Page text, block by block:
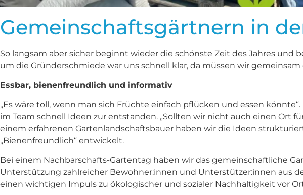
Gemeinschaftsgärtnern in
So langsam aber sicher beginnt wieder die schönste Zeit des Jahres und
um die Gründerschmiede war uns schnell klar, da müssen wir
Essbar, bienenfreundlich und informativ
„Es wäre toll, wenn man sich Früchte einfach pflücken und essen
im Team schnell Ideen zur entstanden. „Sollten wir nicht auch einen Ort
einem erfahrenen Gartenlandschaftsbauer haben wir die Ideen
„Bienenfreundlich“ entwickelt.
Bei einem Nachbarschafts-Gartentag haben wir das gemeinschaftliche
Unterstützung zahlreicher Bewohner:innen und Unterstützer:innen aus
einen wichtigen Impuls zu ökologischer und sozialer Nachhaltigkeit vor